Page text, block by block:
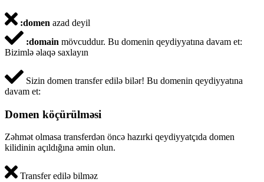
:domen azad deyil
:domain mövcuddur. Bu domenin qeydiyyatına davam et:
Bizimlə əlaqə saxlayın
Sizin domen transfer edilə bilər! Bu domenin qeydiyyatına
davam et:
Domen köçürülməsi
Zəhmət olmasa transferdən öncə hazırki qeydiyyatçıda domen
kilidinin açıldığına əmin olun.
Transfer edilə bilməz